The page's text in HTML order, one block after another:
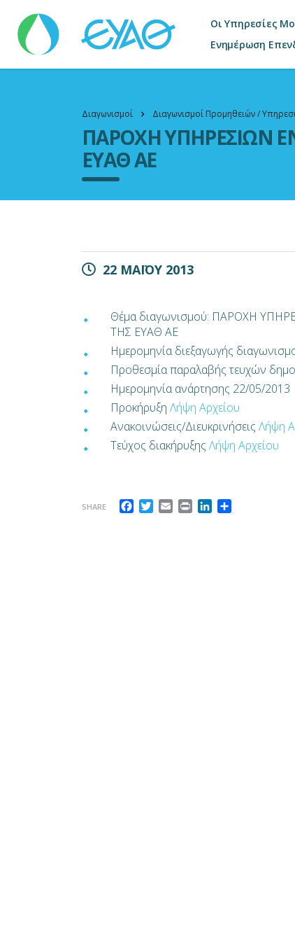
Οι Υπηρεσίες
Ενημέρωση
Διαγωνισμοί Διαγωνισμοί Προμηθειών /
ΠΑΡΟΧΗ ΥΠΗΡΕΣΙΩΝ
ΕΥΑΘ ΑΕ
22 ΜΑΪΟΥ 2013
Θέμα διαγωνισμού: ΠΑΡΟΧΗ
ΤΗΣ ΕΥΑΘ ΑΕ
Ημερομηνία διεξαγωγής
Προθεσμία παραλαβής τευχών
Ημερομηνία ανάρτησης 22/05/2013
Προκήρυξη Λήψη Αρχείου
Ανακοινώσεις/Διευκρινήσεις Λήψη
Τεύχος διακήρυξης Λήψη Αρχείου
SHARE Facebook
Twitter
EmailPrintLinkedIn